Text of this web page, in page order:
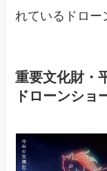
れているドロー
重要文化財・
ドローンショ